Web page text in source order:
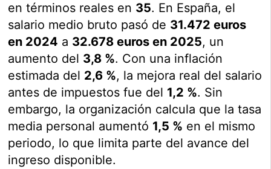
en términos reales en 35. En España, el
salario medio bruto pasó de 31.472 euros
en 2024 a 32.678 euros en 2025, un
aumento del 3,8 %. Con una inflación
estimada del 2,6 %, la mejora real del salario
antes de impuestos fue del 1,2 %. Sin
embargo, la organización calcula que la tasa
media personal aumentó 1,5 % en el mismo
periodo, lo que limita parte del avance del
ingreso disponible.